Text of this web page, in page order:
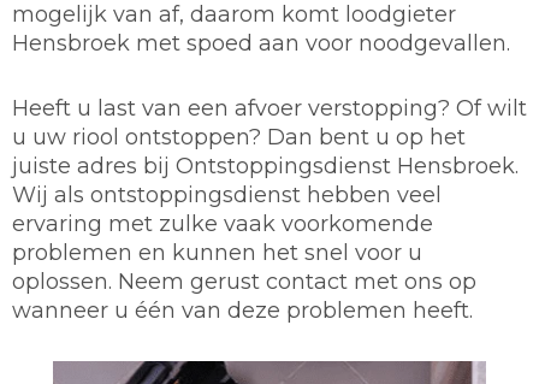
mogelijk van af, daarom komt loodgieter
Hensbroek met spoed aan voor noodgevallen.
Heeft u last van een afvoer verstopping? Of wilt
u uw riool ontstoppen? Dan bent u op het
juiste adres bij Ontstoppingsdienst Hensbroek.
Wij als ontstoppingsdienst hebben veel
ervaring met zulke vaak voorkomende
problemen en kunnen het snel voor u
oplossen. Neem gerust contact met ons op
wanneer u één van deze problemen heeft.